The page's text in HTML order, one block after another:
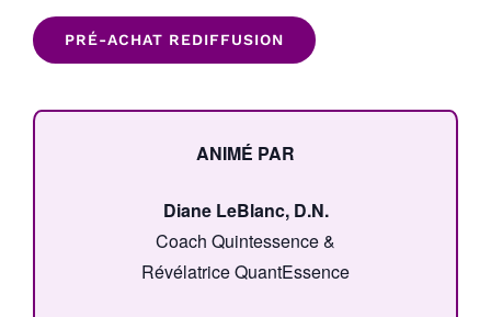
PRÉ-ACHAT REDIFFUSION
ANIMÉ PAR
Diane LeBlanc, D.N.
Coach Quintessence &
Révélatrice QuantEssence